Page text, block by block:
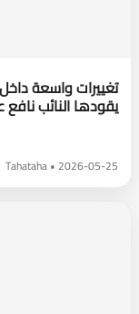
تغييرات واسعة
يقودها النائب
2026-05-25 • Tahataha